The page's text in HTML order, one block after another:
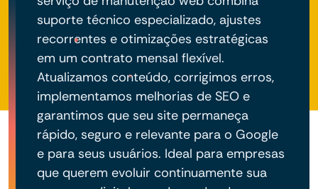
suporte técnico especializado, ajustes
recorrentes e otimizações estratégicas
em um contrato mensal flexível.
Atualizamos conteúdo, corrigimos erros,
implementamos melhorias de SEO e
garantimos que seu site permaneça
rápido, seguro e relevante para o Google
e para seus usuários. Ideal para empresas
que querem evoluir continuamente sua